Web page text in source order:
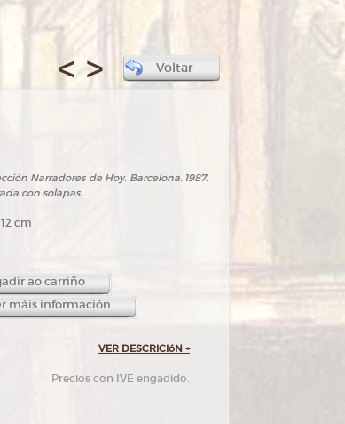
< > Voltar
Narradores de Hoy. Barcelona. 1987.
con solapas.
cm
ao carriño
máis información
VER DESCRICIóN +
Precios con IVE engadido.